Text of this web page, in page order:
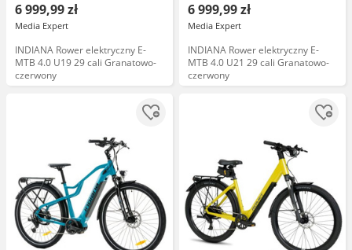
6 999,99 zł
Media Expert
INDIANA Rower elektryczny E-
MTB 4.0 U19 29 cali Granatowo-
czerwony
6 999,99 zł
Media Expert
INDIANA Rower elektryczny E-
MTB 4.0 U21 29 cali Granatowo-
czerwony